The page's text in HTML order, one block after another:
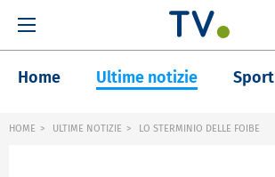
Home Ultime notizie Sport
HOME ULTIME NOTIZIE LO STERMINIO DELLE FOIBE